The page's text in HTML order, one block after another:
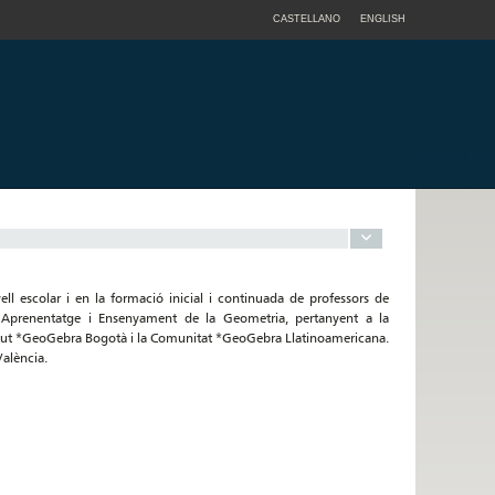
CASTELLANO ENGLISH
escolar i en la formació inicial i continuada de professors de
i Ensenyament de la Geometria, pertanyent a la
*GeoGebra Bogotà i la Comunitat *GeoGebra Llatinoamericana.